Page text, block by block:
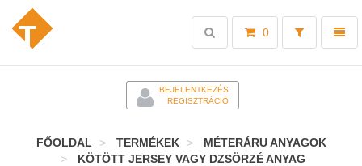
Toggle
0
Toggle
search
BEJELENTKEZÉS
REGISZTRÁCIÓ
FŐOLDAL TERMÉKEK
MÉTERÁRU ANYAGOK
KÖTÖTT JERSEY VAGY DZSÖRZÉ ANYAG